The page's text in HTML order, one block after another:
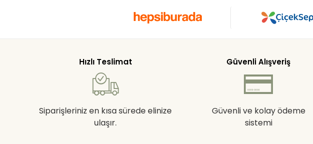
Hızlı Teslimat
Siparişleriniz en kısa sürede elinize
ulaşır.
Güvenli Alışveriş
Güvenli ve kolay ödeme
sistemi